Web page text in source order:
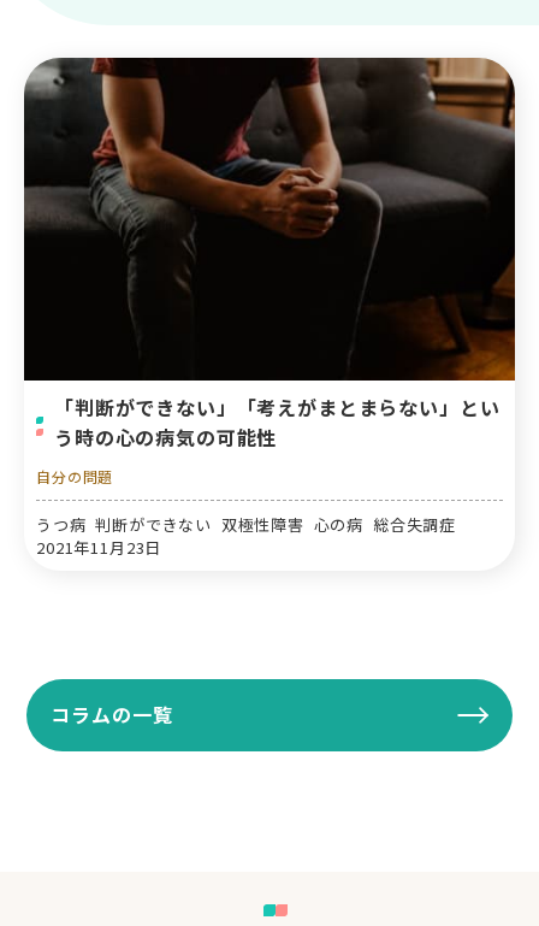
「判断ができない」「考えがまとまらない」とい
う時の心の病気の可能性
自分の問題
うつ病 判断ができない 双極性障害 心の病 総合失調症
2021年11月23日
コラムの一覧